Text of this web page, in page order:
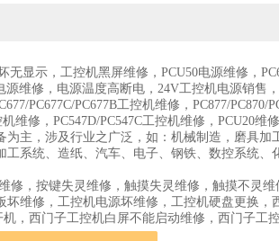
无显示，工控机黑屏维修，PCU50电源维修，
维修，电源温度高断电，24V工控机电源销售
PC677C/PC677B工控机维修，PC877/PC870/
维修，PC547D/PC547C工控机维修，PCU20维
主，涉及行业之广泛，如：机械制造，磨具
系统、造纸、汽车、电子、钢铁、数控系统、
修，按键失灵维修，触摸失灵维修，触摸不灵
维修，工控机电源坏维修，工控机硬盘更换
，西门子工控机白屏不能启动维修，西门子工